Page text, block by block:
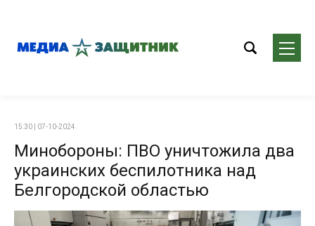
15:30 | 07-10-2024
Минобороны: ПВО уничтожила два
украинских беспилотника над
Белгородской областью